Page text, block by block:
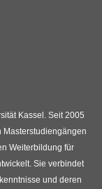
Kassel. Seit 2005
Masterstudiengängen
Weiterbildung für
Sie verbindet
und deren